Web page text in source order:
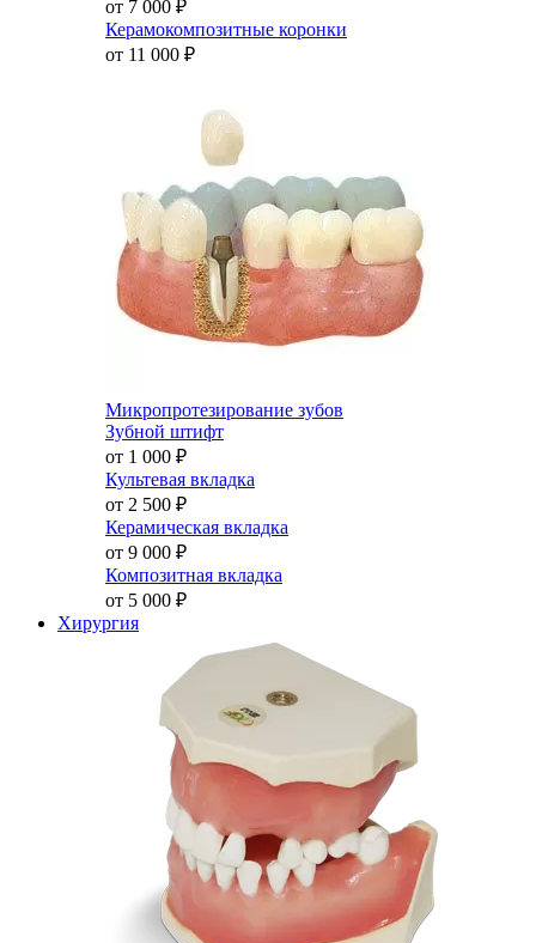
от 7 000 ₽
Керамокомпозитные коронки
от 11 000 ₽
Микропротезирование зубов
Зубной штифт
от 1 000 ₽
Культевая вкладка
от 2 500 ₽
Керамическая вкладка
от 9 000 ₽
Композитная вкладка
от 5 000 ₽
Хирургия